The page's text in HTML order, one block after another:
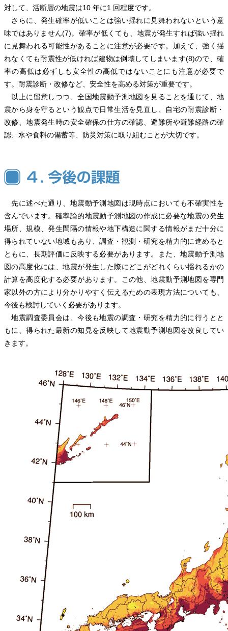
対して、活断層の地震は10 年に1 回程度です。
さらに、発生確率が低いことは強い揺れに見舞われないという意
味ではありません(7)。確率が低くても、地震が発生すれば強い揺れ
に見舞われる可能性があることに注意が必要です。加えて、強く揺
れなくても耐震性が低ければ建物は倒壊してしまいます(8)ので、確
率の高低は必ずしも安全性の高低ではないことにも注意が必要で
す。耐震診断・改修など、安全性を高める対策が重要です。
以上に留意しつつ、全国地震動予測地図を見ることを通じて、地
震から身を守るという観点で日常生活を見直し、自宅の耐震診断・
改修、地震発生時の安全確保の仕方の確認、避難所や避難経路の確
認、水や食料の備蓄等、防災対策に取り組むことが大切です。
先に述べた通り、地震動予測地図は現時点においても不確実性を
含んでいます。確率論的地震動予測地図の作成に必要な地震の発生
場所、規模、発生間隔の情報や地下構造に関する情報がまだ十分に
得られていない地域もあり、調査・観測・研究を精力的に進めると
ともに、長期評価に反映する必要があります。また、地震動予測地
図の高度化には、地震が発生した際にどこがどれくらい揺れるかの
計算を高度化する必要があります。この他、地震動予測地図を専門
家以外の方により分かりやすく伝えるための表現方法についても、
今後も検討していく必要があります。
地震調査委員会は、今後も地震の調査・研究を精力的に行うとと
もに、得られた最新の知見を反映して地震動予測地図を改良してい
きます。